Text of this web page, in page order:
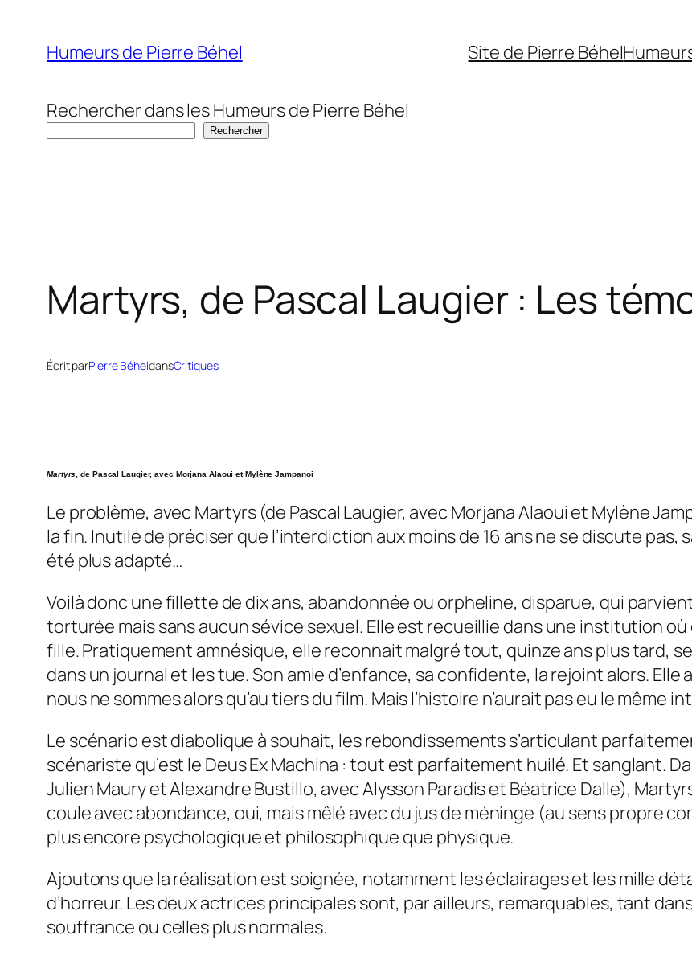
contenu
Humeurs de Pierre Béhel Site de Pierre Béhel
Rechercher dans les Humeurs de Pierre Béhel
Rechercher
Martyrs, de Pascal Laugier : Les
Écrit parPierre BéheldansCritiques
Martyrs, de Pascal Laugier, avec Morjana Alaoui et Mylène Jampanoi
Le problème, avec Martyrs(de Pascal Laugier, avec Morjana Alaoui et Mylène
la fin. Inutile de préciser que l’interdiction aux moins de 16 ans ne se discute pas,
été plus adapté…
Voilà donc une fillette de dix ans, abandonnée ou orpheline, disparue, qui
torturée mais sans aucun sévice sexuel. Elle est recueillie dans une institution où
fille. Pratiquement amnésique, elle reconnait malgré tout, quinze ans plus tard,
dans un journal et les tue. Son amie d’enfance, sa confidente, la rejoint alors.
nous ne sommes alors qu’au tiers du film. Mais l’histoire n’aurait pas eu le même
Le scénario est diabolique à souhait, les rebondissements s’articulant
scénariste qu’est le Deus Ex Machina : tout est parfaitement huilé. Et sanglant.
Julien Maury et Alexandre Bustillo, avec Alysson Paradis et Béatrice Dalle),
coule avec abondance, oui, mais mêlé avec du jus de méninge (au sens propre
plus encore psychologique et philosophique que physique.
Ajoutons que la réalisation est soignée, notamment les éclairages et les mille
d’horreur. Les deux actrices principales sont, par ailleurs, remarquables, tant
souffrance ou celles plus normales.